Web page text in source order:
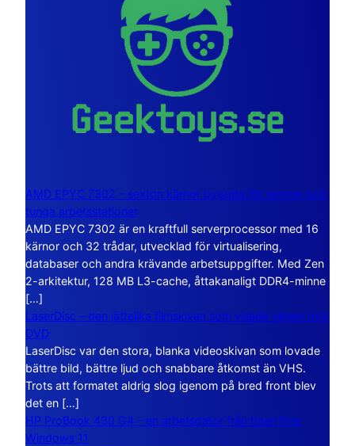
AMD EPYC 7302 – sexton kärnor byggda för servrar och
tunga arbetsstationer
AMD EPYC 7302 är en kraftfull serverprocessor med 16
kärnor och 32 trådar, utvecklad för virtualisering,
databaser och andra krävande arbetsuppgifter. Med Zen
2-arkitektur, 128 MB L3-cache, åttakanaligt DDR4-minne
[…]
LaserDisc – den jättelika filmskivan som visade vägen mot
DVD
LaserDisc var den stora, blanka videoskivan som lovade
bättre bild, bättre ljud och snabbare åtkomst än VHS.
Trots att formatet aldrig slog igenom på bred front blev
det en […]
HP ProBook 430 G4 – en arbetsdator från tiden före
Windows 11